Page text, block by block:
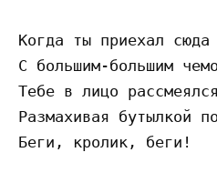
Когда ты приехал
С большим-большим
Тебе в лицо
Размахивая бутылкой
Беги, кролик, беги!